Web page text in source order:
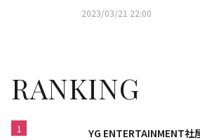
2023/03/21 22:00
「ファン
RANKING
1
YG ENTERTAINMENT